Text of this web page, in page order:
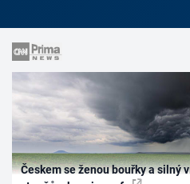
Českem se ženou bouřky a silný